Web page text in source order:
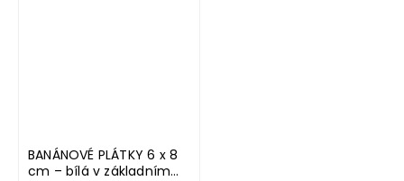
BANÁNOVÉ PLÁTKY 6 x 8
cm – bílá v základním